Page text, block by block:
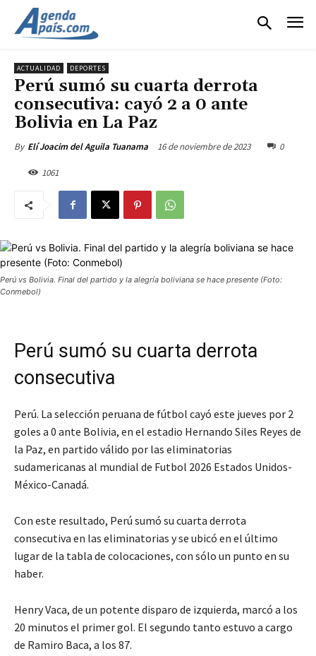
ACTUALIDAD DEPORTES
Perú sumó su cuarta derrota
consecutiva: cayó 2 a 0 ante
Bolivia en La Paz
By Elí Joacim del Aguila Tuanama 16 de noviembre de 2023 0
1061
Perú vs Bolivia. Final del partido y la alegría boliviana se hace presente (Foto:
Conmebol)
Perú sumó su cuarta derrota
consecutiva
Perú. La selección peruana de fútbol cayó este jueves por 2
goles a 0 ante Bolivia, en el estadio Hernando Siles Reyes de
la Paz, en partido válido por las eliminatorias
sudamericanas al mundial de Futbol 2026 Estados Unidos-
México-Canadá.
Con este resultado, Perú sumó su cuarta derrota
consecutiva en las eliminatorias y se ubicó en el último
lugar de la tabla de colocaciones, con sólo un punto en su
haber.
Henry Vaca, de un potente disparo de izquierda, marcó a los
20 minutos el primer gol. El segundo tanto estuvo a cargo
de Ramiro Baca, a los 87.